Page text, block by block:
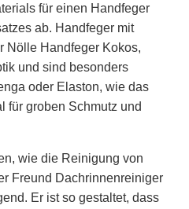
für einen Handfeger
ab. Handfeger mit
Nölle Handfeger Kokos,
und sind besonders
oder Elaston, wie das
für groben Schmutz und
wie die Reinigung von
Freund Dachrinnenreiniger
Er ist so gestaltet, dass